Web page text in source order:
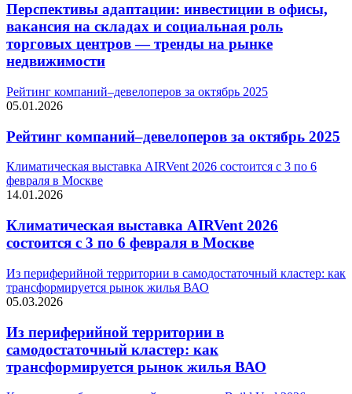
Перспективы адаптации: инвестиции в офисы,
вакансия на складах и социальная роль
торговых центров — тренды на рынке
недвижимости
Рейтинг компаний–девелоперов за октябрь 2025
05.01.2026
Рейтинг компаний–девелоперов за октябрь 2025
Климатическая выставка AIRVent 2026 состоится с 3 по 6
февраля в Москве
14.01.2026
Климатическая выставка AIRVent 2026
состоится с 3 по 6 февраля в Москве
Из периферийной территории в самодостаточный кластер: как
трансформируется рынок жилья ВАО
05.03.2026
Из периферийной территории в
самодостаточный кластер: как
трансформируется рынок жилья ВАО